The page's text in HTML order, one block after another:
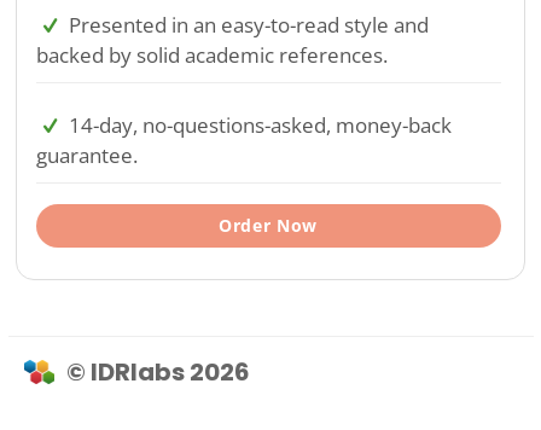
Presented in an easy-to-read style and
backed by solid academic references.
14-day, no-questions-asked, money-back
guarantee.
Order Now
© IDRlabs 2026